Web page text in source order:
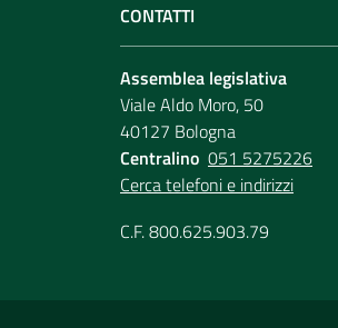
CONTATTI
Assemblea legislativa
Viale Aldo Moro, 50
40127 Bologna
Centralino 051 5275226
Cerca telefoni e indirizzi
C.F. 800.625.903.79